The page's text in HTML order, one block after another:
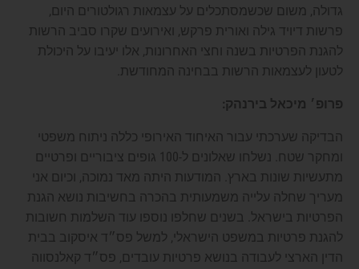
גדולה, משום שכשמסתכלים על עצמאות רגולטורים היום,
פרשות דיויד גילה ואורית פרקש, ואירועים שקרו סביב הרשות
להגנת הפרטיות בשנה וחצי האחרונות, אלו יעיבו על היכולת
לטעון לעצמאות הרשות בבחינה המחודשת.
פרופ׳ מיכאל בירנהק:
הבדיקה שערכתי עבור האיחוד האירופי כללה ניתוח משפטי
ומחקר שטח. נשלחו שאלונים ל-100 גופים ציבוריים ופרטיים
מתעשיות שונות בארץ. המודעות היתה מאד נמוכה, וכיום אני
מעריך שחלה עלייה משמעותית בהכרה בחשיבות נושא הגנת
הפרטיות בישראל. בשנים שחלפו נוספו עוד השלמות חשובות
להגנת פרטיות במשפט הישראלי, למשל פס״ד איסקוב בבית
הדין הארצי לעבודה בנושא פרטיות עובדים, פס״ד קאלנסווה